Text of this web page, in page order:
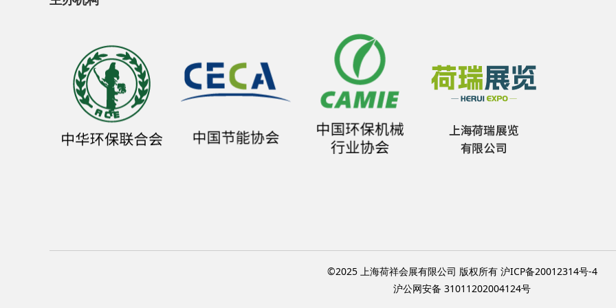
©2025 上海荷祥会展有限公司 版权所有 沪ICP备20012314号-4
沪公网安备 31011202004124号